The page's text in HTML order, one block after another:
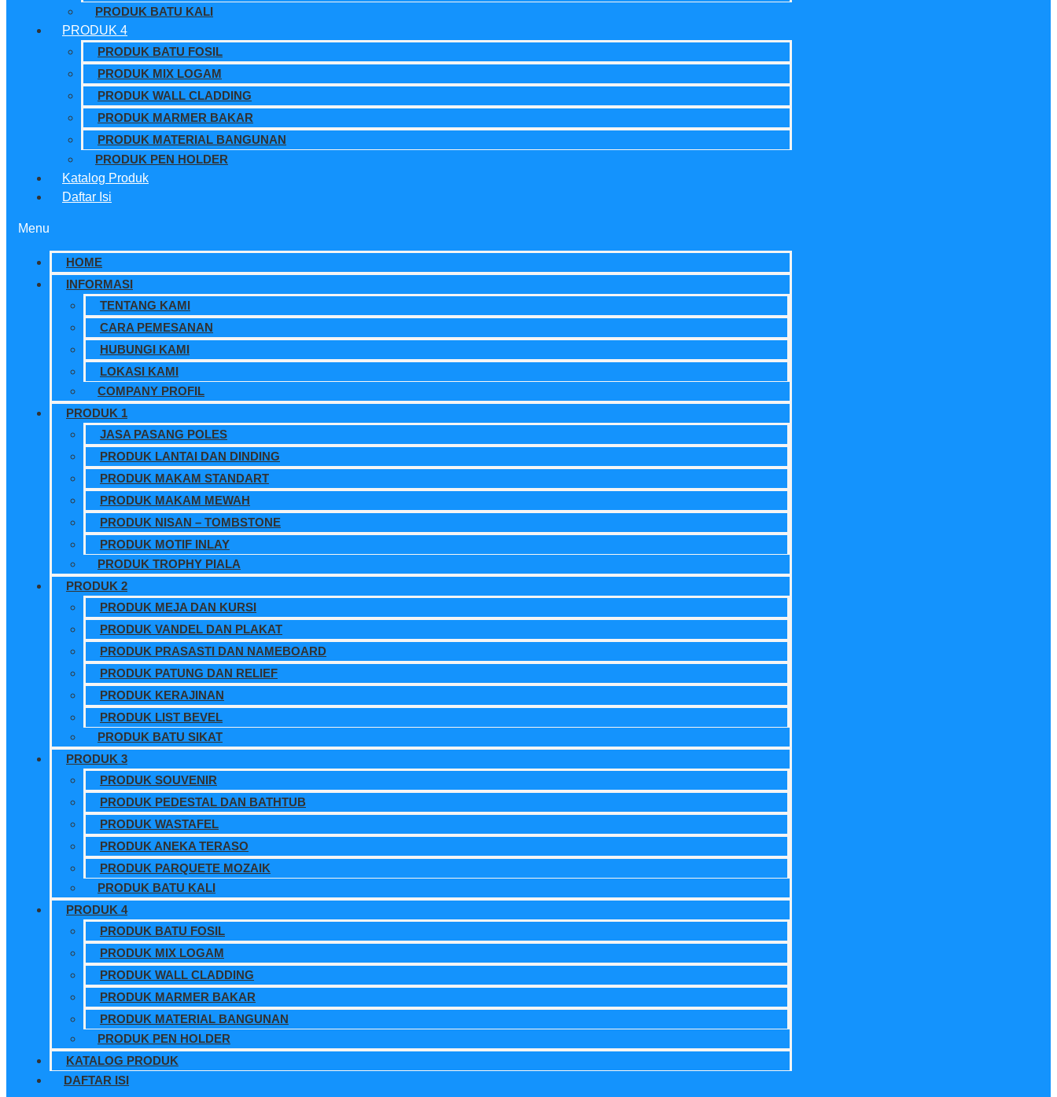
PRODUK BATU KALI
PRODUK 4
PRODUK BATU FOSIL
PRODUK MIX LOGAM
PRODUK WALL CLADDING
PRODUK MARMER BAKAR
PRODUK MATERIAL BANGUNAN
PRODUK PEN HOLDER
Katalog Produk
Daftar Isi
Menu
HOME
INFORMASI
TENTANG KAMI
CARA PEMESANAN
HUBUNGI KAMI
LOKASI KAMI
COMPANY PROFIL
PRODUK 1
JASA PASANG POLES
PRODUK LANTAI DAN DINDING
PRODUK MAKAM STANDART
PRODUK MAKAM MEWAH
PRODUK NISAN – TOMBSTONE
PRODUK MOTIF INLAY
PRODUK TROPHY PIALA
PRODUK 2
PRODUK MEJA DAN KURSI
PRODUK VANDEL DAN PLAKAT
PRODUK PRASASTI DAN NAMEBOARD
PRODUK PATUNG DAN RELIEF
PRODUK KERAJINAN
PRODUK LIST BEVEL
PRODUK BATU SIKAT
PRODUK 3
PRODUK SOUVENIR
PRODUK PEDESTAL DAN BATHTUB
PRODUK WASTAFEL
PRODUK ANEKA TERASO
PRODUK PARQUETE MOZAIK
PRODUK BATU KALI
PRODUK 4
PRODUK BATU FOSIL
PRODUK MIX LOGAM
PRODUK WALL CLADDING
PRODUK MARMER BAKAR
PRODUK MATERIAL BANGUNAN
PRODUK PEN HOLDER
KATALOG PRODUK
DAFTAR ISI